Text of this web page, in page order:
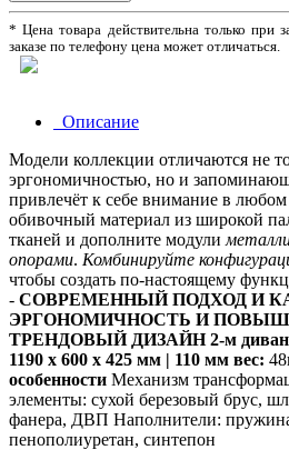
* Цена товара действительна только при
заказе по телефону цена может отличаться.
Описание
Модели коллекции отличаются не
эргономичностью, но и
привлечёт к себе внимание в
обивочный материал из широкой
тканей и дополните модули
опорами. Комбинируйте
чтобы создать по-настоящему
- СОВРЕМЕННЫЙ ПОДХОД И
ЭРГОНОМИЧНОСТЬ И
ТРЕНДОВЫЙ ДИЗАЙН 2-м
1190 х 600 х 425 мм | 110 мм вес:
особенности Механизм
элементы: сухой березовый брус,
фанера, ДВП Наполнители:
пенополиуретан, синтепон